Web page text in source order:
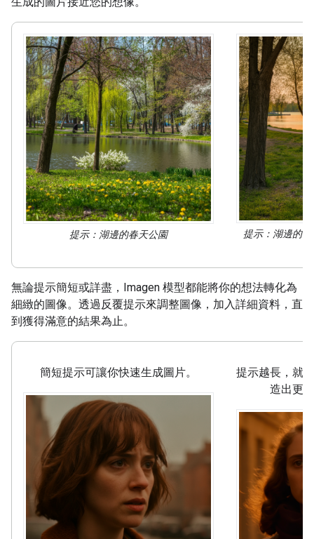
提示：湖邊的春天公園
提示：湖邊的
無論提示簡短或詳盡，Imagen 模型都能將你的想法轉化為
細緻的圖像。透過反覆提示來調整圖像，加入詳細資料，直
到獲得滿意的結果為止。
簡短提示可讓你快速生成圖片。
提示越長，就
造出更